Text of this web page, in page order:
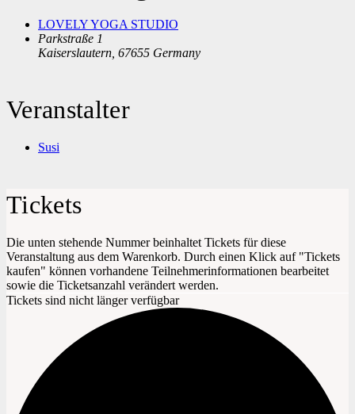
LOVELY YOGA STUDIO
Parkstraße 1
Kaiserslautern 67655 Germany
Veranstalter
Susi
Tickets
Die unten stehende Nummer beinhaltet Tickets für diese
Veranstaltung aus dem Warenkorb. Durch einen Klick auf "Tickets
kaufen" können vorhandene Teilnehmerinformationen bearbeitet
sowie die Ticketsanzahl verändert werden.
Tickets sind nicht länger verfügbar